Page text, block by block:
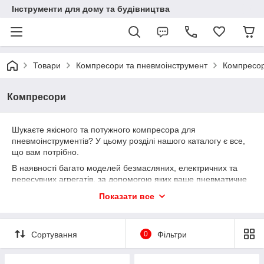
Інструменти для дому та будівництва
Товари Компресори та пневмоінструмент
Компресори
Шукаєте якісного та потужного компресора для
пневмоінструментів? У цьому розділі нашого каталогу є все,
що вам потрібно.
В наявності багато моделей безмасляних, електричних та
пересувних агрегатів, за допомогою яких ваше пневматичне
можемо виконати ремонтні та гарантійні роботи.
Безмасляні, електричні, пересувні
Показати все
Сортування 0 Фільтри